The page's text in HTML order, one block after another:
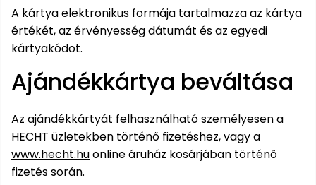
bútorok
Rönkaprító,
rönkhasító
Ágaprító
Grillek
Lombfúvó-
Kompresszorok
Lapvibrátorok,
Kiegészítők
Infraszaunák
program
A kártya elektronikus formája tartalmazza az kártya
értékét, az érvényesség dátumát és az egyedi
kártyakódot.
Ajándékkártya beváltása
Az ajándékkártyát felhasználható személyesen a
HECHT üzletekben történő fizetéshez, vagy a
www.hecht.huonline áruház kosárjában történő
fizetés során.